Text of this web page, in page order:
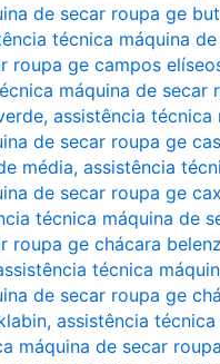
de secar roupa ge
técnica máquina
roupa ge campos
máquina de secar
, assistência técnica
de secar roupa ge
média, assistência
de secar roupa ge
técnica máquina de
roupa ge chácara
técnica
de secar roupa ge
, assistência
máquina de secar